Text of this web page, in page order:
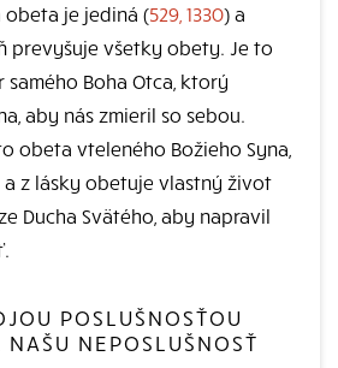
obeta je jediná (529, 1330) a
prevyšuje všetky obety. Je to
Boha Otca, ktorý
aby nás zmieril so sebou.
obeta vteleného Božieho Syna,
z lásky obetuje vlastný život
Ducha Svätého, aby napravil
POSLUŠNOSŤOU
NEPOSLUŠNOSŤ